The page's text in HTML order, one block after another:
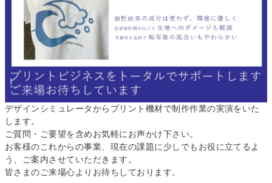
デザインシミュレータからプリント機材で制作作業の実演をいた
します。
ご質問・ご要望を含めお気軽にお声かけ下さい。
お客様のこれからの事業、現在の課題に少しでもお役に立てるよ
う、ご案内させていただきます。
皆さまのご来場心よりお待ちしております。